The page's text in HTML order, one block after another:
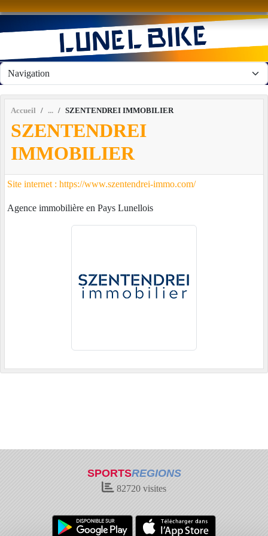
Accueil SZENTENDREI IMMOBILIER
SZENTENDREI
IMMOBILIER
Site internet : https://www.szentendrei-immo.com/
Agence immobilière en Pays Lunellois
SPORTSREGIONS
82720 visites